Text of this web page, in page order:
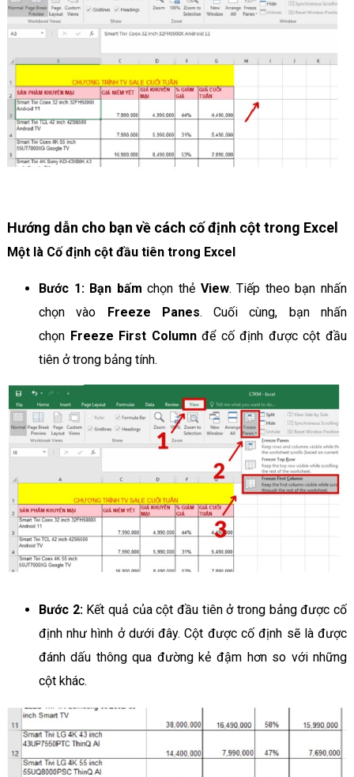
Hướng dẫn cho bạn về cách cố định cột trong Excel
Một là Cố định cột đầu tiên trong Excel
Bước 1: Bạn bấmchọn thẻ View. Tiếp theo bạn nhấn
chọn vào
Freeze Panes. Cuối cùng, bạn nhấn
chọn Freeze First Columnđể cố định được cột đầu
tiên ở trong bảng tính.
Bước 2:Kết quả của cột đầu tiên ở trong bảng được cố
định như hình ở dưới đây. Cột được cố định sẽ là được
đánh dấu thông qua đường kẻ đậm hơn so với những
cột khác.